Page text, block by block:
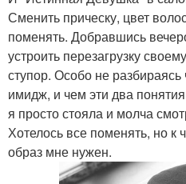
Сменить прическу, цвет
поменять. Добравшись
устроить перезагрузку
ступор. Особо не разбираясь
имидж, и чем эти два
я просто стояла и молча
Хотелось все поменять, но к
образ мне нужен.